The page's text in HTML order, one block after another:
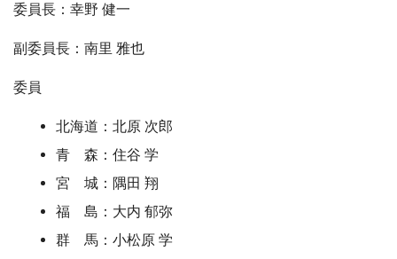
委員長：幸野 健一
副委員長：南里 雅也
委員
北海道：北原 次郎
青 森：住谷 学
宮 城：隅田 翔
福 島：大内 郁弥
群 馬：小松原 学